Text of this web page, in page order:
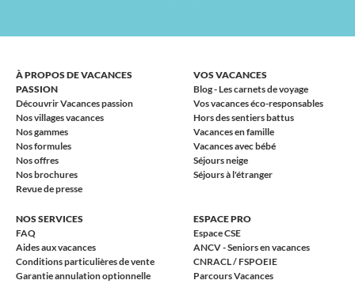
À PROPOS DE VACANCES
PASSION
Découvrir Vacances passion
Nos villages vacances
Nos gammes
Nos formules
Nos offres
Nos brochures
Revue de presse
VOS VACANCES
Blog - Les carnets de voyage
Vos vacances éco-responsables
Hors des sentiers battus
Vacances en famille
Vacances avec bébé
Séjours neige
Séjours à l'étranger
NOS SERVICES
FAQ
Aides aux vacances
Conditions particulières de vente
Garantie annulation optionnelle
ESPACE PRO
Espace CSE
ANCV - Seniors en vacances
CNRACL / FSPOEIE
Parcours Vacances